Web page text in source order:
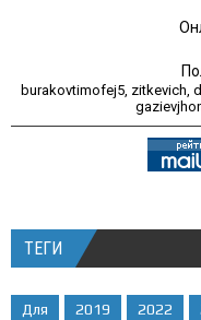
burakovtimofej5, zitkevich,
ТЕГИ
Для 2019 2022